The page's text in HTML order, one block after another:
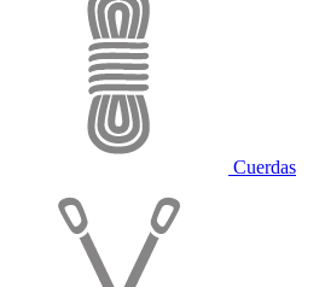
Cuerdas